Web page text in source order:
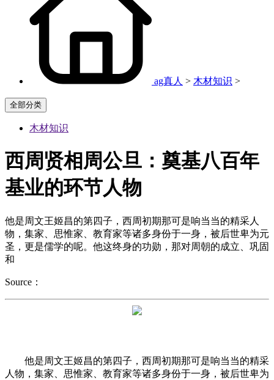
ag真人 > 木材知识 >
全部分类
木材知识
西周贤相周公旦：奠基八百年
基业的环节人物
他是周文王姬昌的第四子，西周初期那可是响当当的精采人
物，集家、思惟家、教育家等诸多身份于一身，被后世卑为元
圣，更是儒学的呢。他这终身的功勋，那对周朝的成立、巩固
和
Source：
他是周文王姬昌的第四子，西周初期那可是响当当的精采
人物，集家、思惟家、教育家等诸多身份于一身，被后世卑为